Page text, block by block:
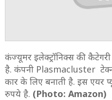
कंज्यूमर इलेक्ट्रॉनिक्स की
है. कंपनी Plasmacluster
कार के लिए बनाती है. इस एयर
रुपये है. (Photo: Amazon)